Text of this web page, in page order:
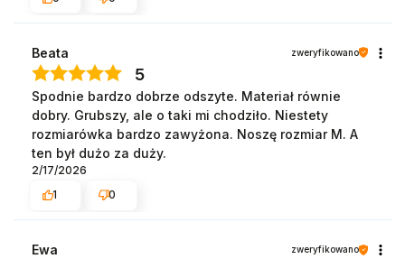
Beata zweryfikowano
5
Spodnie bardzo dobrze odszyte. Materiał równie
dobry. Grubszy, ale o taki mi chodziło. Niestety
rozmiarówka bardzo zawyżona. Noszę rozmiar M. A
ten był dużo za duży.
2/17/2026
1
0
Ewa zweryfikowano